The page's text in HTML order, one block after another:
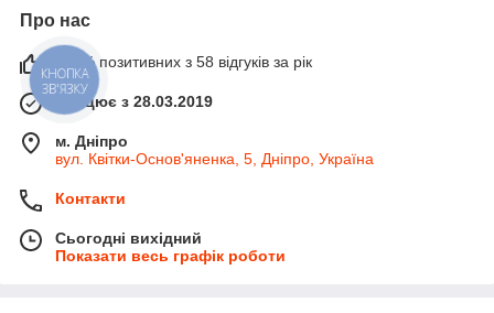
Про нас
100% позитивних з 58 відгуків за рік
Працює з 28.03.2019
м. Дніпро
вул. Квітки-Основ'яненка, 5, Дніпро, Україна
Контакти
Сьогодні вихідний
Показати весь графік роботи
КНОПКА
ЗВ'ЯЗКУ